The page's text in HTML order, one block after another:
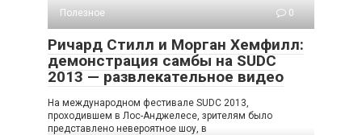
Полезное
0
Ричард Стилл и Морган Хемфилл:
демонстрация самбы на SUDC
2013 — развлекательное видео
На международном фестивале SUDC 2013,
проходившем в Лос-Анджелесе, зрителям было
представлено невероятное шоу, в